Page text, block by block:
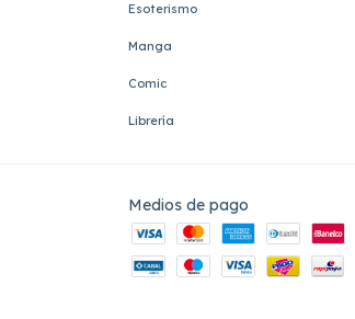
Esoterismo
Manga
Comic
Librería
Medios de pago